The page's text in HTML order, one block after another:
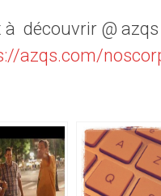
à découvrir @
azqs.com/